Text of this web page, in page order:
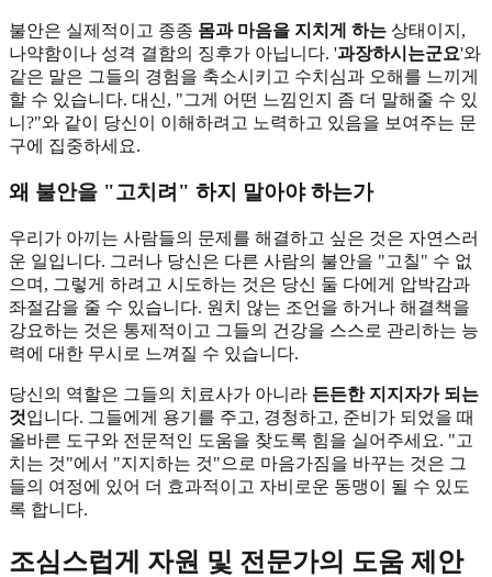
불안은 실제적이고 종종 몸과 마음을 지치게 하는 상태이지,
나약함이나 성격 결함의 징후가 아닙니다. '과장하시는군요'와
같은 말은 그들의 경험을 축소시키고 수치심과 오해를 느끼게
할 수 있습니다. 대신, "그게 어떤 느낌인지 좀 더 말해줄 수 있
니?"와 같이 당신이 이해하려고 노력하고 있음을 보여주는 문
구에 집중하세요.
왜 불안을 "고치려" 하지 말아야 하는가
우리가 아끼는 사람들의 문제를 해결하고 싶은 것은 자연스러
운 일입니다. 그러나 당신은 다른 사람의 불안을 "고칠" 수 없
으며, 그렇게 하려고 시도하는 것은 당신 둘 다에게 압박감과
좌절감을 줄 수 있습니다. 원치 않는 조언을 하거나 해결책을
강요하는 것은 통제적이고 그들의 건강을 스스로 관리하는 능
력에 대한 무시로 느껴질 수 있습니다.
당신의 역할은 그들의 치료사가 아니라 든든한 지지자가 되는
것입니다. 그들에게 용기를 주고, 경청하고, 준비가 되었을 때
올바른 도구와 전문적인 도움을 찾도록 힘을 실어주세요. "고
치는 것"에서 "지지하는 것"으로 마음가짐을 바꾸는 것은 그
들의 여정에 있어 더 효과적이고 자비로운 동맹이 될 수 있도
록 합니다.
조심스럽게 자원 및 전문가의 도움 제안